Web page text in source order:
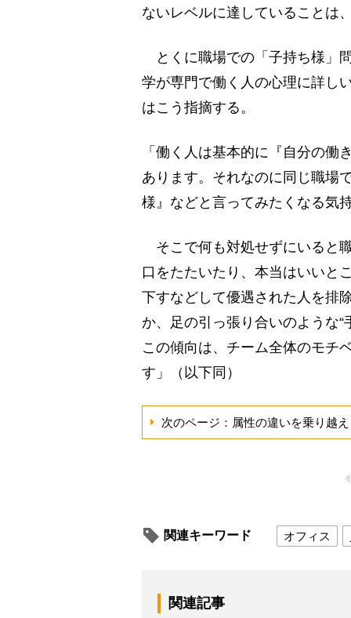
ないレベルに達していることは
とくに職場での「子持ち様」
学が専門で働く人の心理に詳し
はこう指摘する。
「働く人は基本的に『自分の
あります。それなのに同じ職場
様』などと言ってみたくなる気
そこで何も対処せずにいると
口をたたいたり、本当はいいと
下すなどして優遇された人を排
か、足の引っ張り合いのような
この傾向は、チーム全体のモチ
す」（以下同）
次のページ：属性の違いを乗り越
関連キーワード オフィス
関連記事